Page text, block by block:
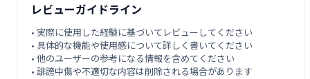
レビューガイドライン
• 実際に使用した経験に基づいてレビューしてください
• 具体的な機能や使用感について詳しく書いてください
• 他のユーザーの参考になる情報を含めてください
• 誹謗中傷や不適切な内容は削除される場合があります